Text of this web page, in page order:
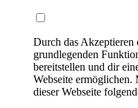
Durch das
grundlegenden
bereitstellen und dir
Webseite
dieser Webseite